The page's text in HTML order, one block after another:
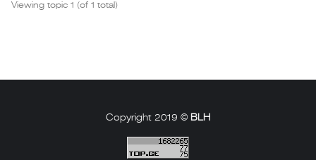
Viewing topic 1 (of 1 total)
Copyright 2019 © BLH